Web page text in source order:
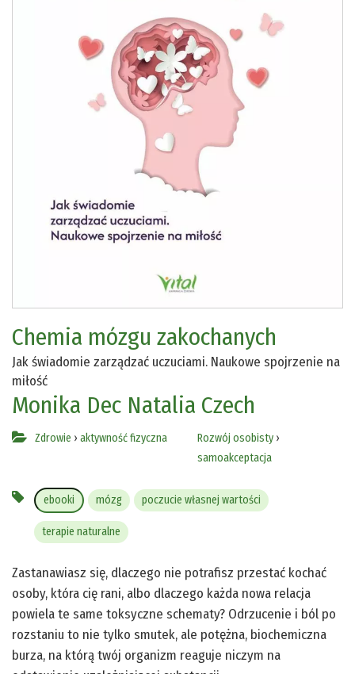
Chemia mózgu zakochanych
Jak świadomie zarządzać uczuciami. Naukowe spojrzenie na
miłość
Monika Dec Natalia Czech
Zdrowie › aktywność fizyczna Rozwój osobisty›
samoakceptacja
ebooki mózg poczucie własnej wartości
terapie naturalne
Zastanawiasz się, dlaczego nie potrafisz przestać kochać
osoby, która cię rani, albo dlaczego każda nowa relacja
powiela te same toksyczne schematy? Odrzucenie i ból po
rozstaniu to nie tylko smutek, ale potężna, biochemiczna
burza, na którą twój organizm reaguje niczym na